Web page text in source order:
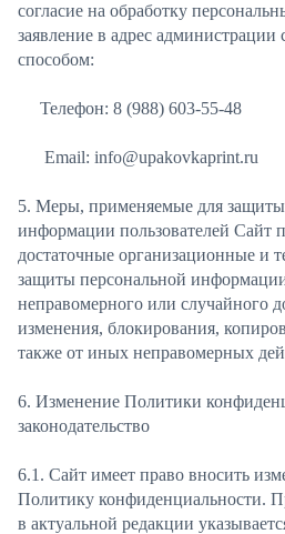
согласие на обработку
заявление в адрес
способом:
Телефон: 8 (988) 603-55-48
Email: info@upakovkaprint.ru
5. Меры, применяемые для защиты
информации пользователей Сайт
достаточные организационные и
защиты персональной информации
неправомерного или случайного
изменения, блокирования,
также от иных неправомерных
6. Изменение Политики
законодательство
6.1. Сайт имеет право вносить
Политику конфиденциальности.
в актуальной редакции